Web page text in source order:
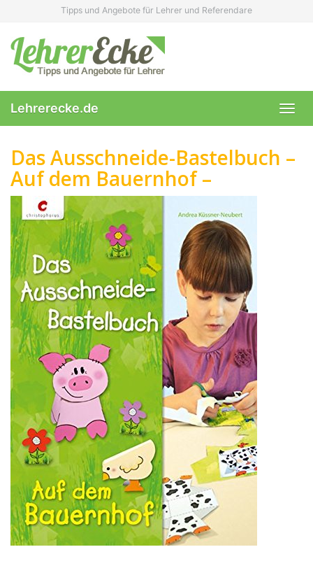
content
Tipps und Angebote für Lehrer und Referendare
Lehrerecke.de
Das Ausschneide-Bastelbuch –
Auf dem Bauernhof –